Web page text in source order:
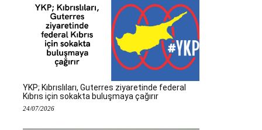
YKP; Kıbrıslıları, Guterres ziyaretinde federal
Kıbrıs için sokakta buluşmaya çağırır
24/07/2026